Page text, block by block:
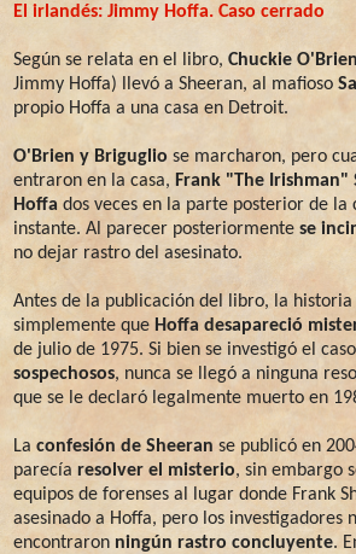
El irlandés: Jimmy Hoffa. Caso cerrado
Según se relata en el libro, Chuckie O'Brien
Jimmy Hoffa) llevó a Sheeran, al mafioso
propio Hoffa a una casa en Detroit.
O'Brien y Briguglio se marcharon, pero
entraron en la casa, Frank "The Irishman"
Hoffa dos veces en la parte posterior de la
instante. Al parecer posteriormente se
no dejar rastro del asesinato.
Antes de la publicación del libro, la historia
simplemente que Hoffa desapareció
de julio de 1975. Si bien se investigó el
sospechosos, nunca se llegó a ninguna
que se le declaró legalmente muerto en
La confesión de Sheeran se publicó en
parecía resolver el misterio, sin embargo
equipos de forenses al lugar donde Frank
asesinado a Hoffa, pero los investigadores
encontraron ningún rastro concluyente.